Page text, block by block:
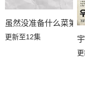
虽然没准备什么菜第
更新至12集